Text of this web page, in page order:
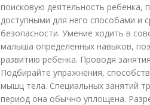
поисковую деятельность
доступными для него способами и
безопасности. Умение ходить в
малыша определенных навыков,
развитию ребенка. Проводя
Подбирайте упражнения,
мышц тела. Специальных занятий
период она обычно уплощена.